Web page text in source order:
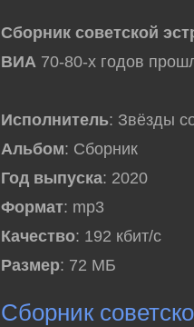
Сборник советской
ВИА 70-80-х годов
Исполнитель: Звёзды
Альбом: Сборник
Год выпуска: 2020
Формат: mp3
Качество: 192 кбит/с
Размер: 72 МБ
Сборник